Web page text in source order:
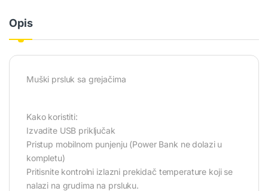
Opis
Muški prsluk sa grejačima
Kako koristiti:
Izvadite USB priključak
Pristup mobilnom punjenju (Power Bank ne dolazi u
kompletu)
Pritisnite kontrolni izlazni prekidač temperature koji se
nalazi na grudima na prsluku.